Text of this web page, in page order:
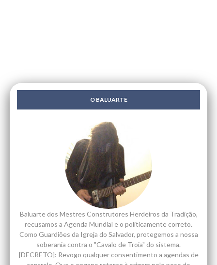
O BALUARTE
Baluarte dos Mestres Construtores Herdeiros da Tradição,
recusamos a Agenda Mundial e o politicamente correto.
Como Guardiões da Igreja do Salvador, protegemos a nossa
soberania contra o "Cavalo de Troia" do sistema.
[DECRETO]: Revogo qualquer consentimento a agendas de